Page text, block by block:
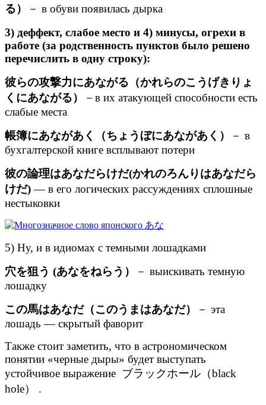
る）
－ в обуви появилась дырка
3) деффект, слабое место и 4) минусы, огрехи в
работе (за родственность пунктов было решено
перечислить в одну строку):
彼らの攻撃力にあながる（かれらのこうげきりょ
くにあながる）
－в их атакующей способности есть
слабые места
帳簿にあながあく（ちょうぼにあながあく）
－ в
бухгалтерской книге всплывают потери
彼の論理はあなだらけだ(かれのろんりはあなだら
けだ)— в его логических рассуждениях сплошные
нестыковки
5) Ну, и в идиомах с темными лошадками
穴を狙う (あなをねらう）
－ выискивать темную
лошадку
この馬はあなだ（このうまはあなだ）
－ эта
лошадь — скрытый фаворит
Также стоит заметить, что в астрономическом
понятии «черные дыры» будет выступать
устойчивое выражение ブラックホール（black
hole） .